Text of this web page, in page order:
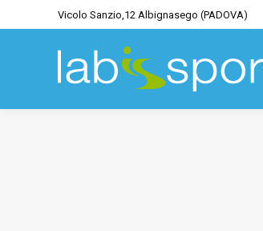
Vicolo Sanzio,12 Albignasego (PADOVA)